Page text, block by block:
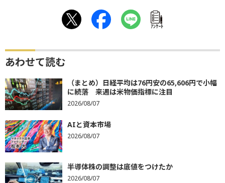
ｱﾝｹｰﾄ
あわせて読む
（まとめ）日経平均は76円安の65,606円で小幅
に続落 来週は米物価指標に注目
2026/08/07
AIと資本市場
2026/08/07
半導体株の調整は底値をつけたか
2026/08/07